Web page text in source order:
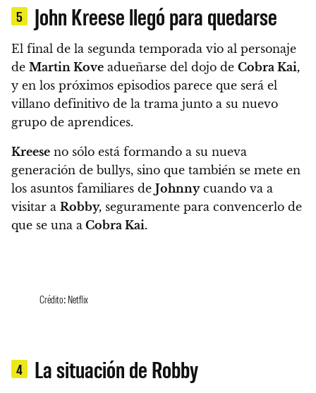
5 John Kreese llegó para quedarse
El final de la segunda temporada vio al personaje
de Martin Kove adueñarse del dojo de Cobra Kai,
y en los próximos episodios parece que será el
villano definitivo de la trama junto a su nuevo
grupo de aprendices.
Kreese no sólo está formando a su nueva
generación de bullys, sino que también se mete en
los asuntos familiares de Johnnycuando va a
visitar a Robby, seguramente para convencerlo de
que se una a Cobra Kai.
Crédito: Netflix
4 La situación de Robby